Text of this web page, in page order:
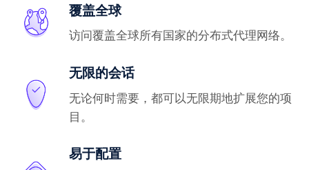
覆盖全球
访问覆盖全球所有国家的分布式代理网络。
无限的会话
无论何时需要，都可以无限期地扩展您的项
目。
易于配置